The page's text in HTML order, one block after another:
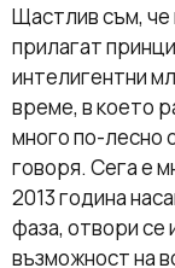
Щастлив съм, че
прилагат
интелигентни
време, в което
много по-лесно
говоря. Сега е
2013 година
фаза, отвори се
възможност на